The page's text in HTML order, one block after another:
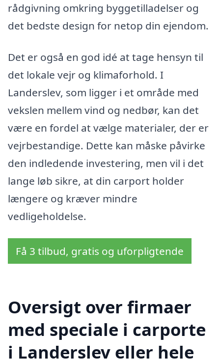
rådgivning omkring byggetilladelser og
det bedste design for netop din ejendom.
Det er også en god idé at tage hensyn til
det lokale vejr og klimaforhold. I
Landerslev, som ligger i et område med
vekslen mellem vind og nedbør, kan det
være en fordel at vælge materialer, der er
vejrbestandige. Dette kan måske påvirke
den indledende investering, men vil i det
lange løb sikre, at din carport holder
længere og kræver mindre
vedligeholdelse.
Få 3 tilbud, gratis og uforpligtende
Oversigt over firmaer
med speciale i carporte
i Landerslev eller hele